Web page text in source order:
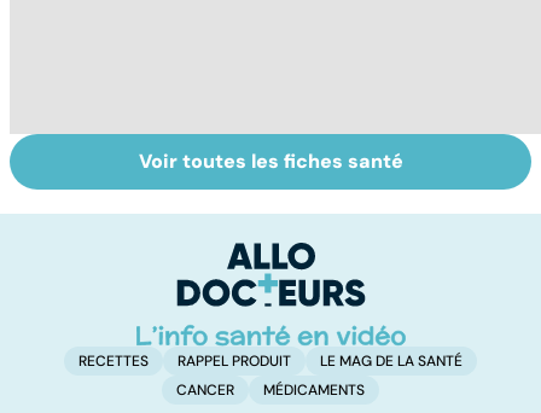
Peut-on soigner
les acouphènes ?
Surdité brusque :
quand une oreille
Voir toutes les fiches santé
RECETTES RAPPEL PRODUIT
LE MAG DE LA SANTÉ
CANCER
MÉDICAMENTS